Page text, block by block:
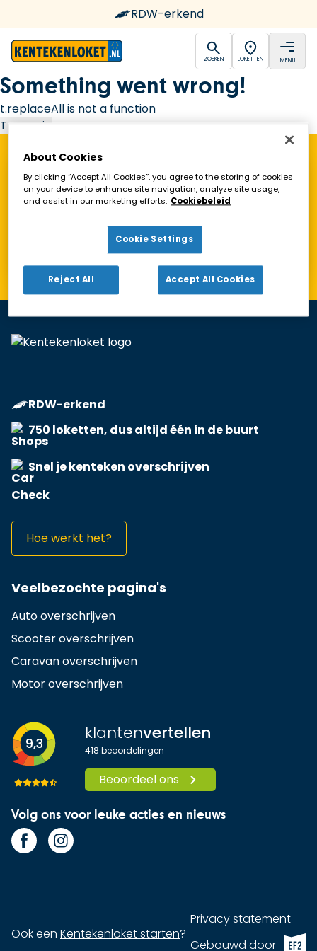
RDW-erkend
open
ZOEKEN LOKETTEN MENU
Something went wrong!
t.replaceAll is not a function
Try again
Vind een Kentekenloket in de buurt!
Toon alleen geopende loketten
RDW-erkend
750 loketten, dus altijd één in de buurt
Snel je kenteken overschrijven
Hoe werkt het?
Veelbezochte pagina's
Auto overschrijven
Scooter overschrijven
Caravan overschrijven
Motor overschrijven
9,3 klantenvertellen
418 beoordelingen
Beoordeel ons
Volg ons voor leuke acties en nieuws
Ook een Kentekenloket starten?
Privacy statement
Gebouwd doorEF2
About Cookies
By clicking “Accept All Cookies”, you agree to the storing of cookies
on your device to enhance site navigation, analyze site usage,
and assist in our marketing efforts. Cookiebeleid
Cookie Settings
Reject All Accept All Cookies